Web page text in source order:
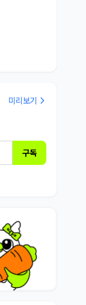
미리보기
구독